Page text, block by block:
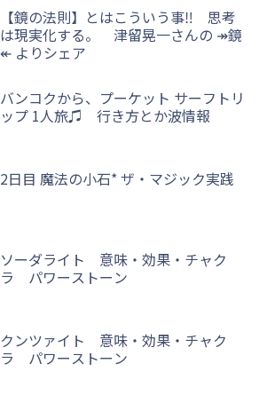
【鏡の法則】とはこういう事‼ 思考
は現実化する。 津留晃一さんの ↠鏡
↞ よりシェア
バンコクから、プーケット サーフトリ
ップ 1人旅♫ 行き方とか波情報
2日目 魔法の小石* ザ・マジック実践
ソーダライト 意味・効果・チャク
ラ パワーストーン
クンツァイト 意味・効果・チャク
ラ パワーストーン